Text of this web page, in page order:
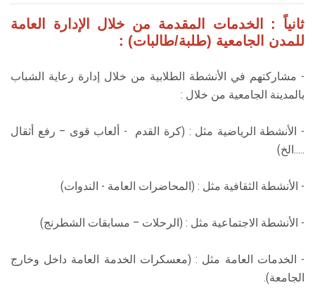
ثانياً : الخدمات المقدمة من خلال الإدارة العامة
للمدن الجامعية (طلبة/طالبات) :
- مشاركتهم في الأنشطة الطلابية من خلال إدارة رعاية الشباب
بالمدينة الجامعية من خلال :
- الأنشطة الرياضية مثل : (كرة القدم - ألعاب قوى – رفع أثقال
.....الخ)
- الأنشطة الثقافية مثل : (المحاضرات العامة - الندوات)
- الأنشطة الاجتماعية مثل : (الرحلات – مسابقات الشطرنج)
- الخدمات العامة مثل : (معسكرات الخدمة العامة داخل وخارج
الجامعة).